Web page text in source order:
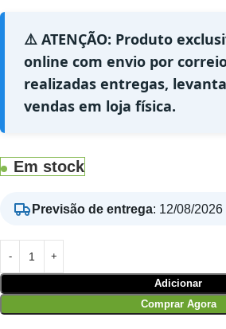
⚠️ ATENÇÃO: Produto
online com envio por
realizadas entregas,
vendas em loja física.
Em stock
Previsão de entrega: 12/08/2026
Adicionar
Comprar Agora